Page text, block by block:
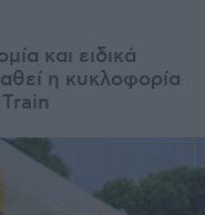
και ειδικά
η κυκλοφορία